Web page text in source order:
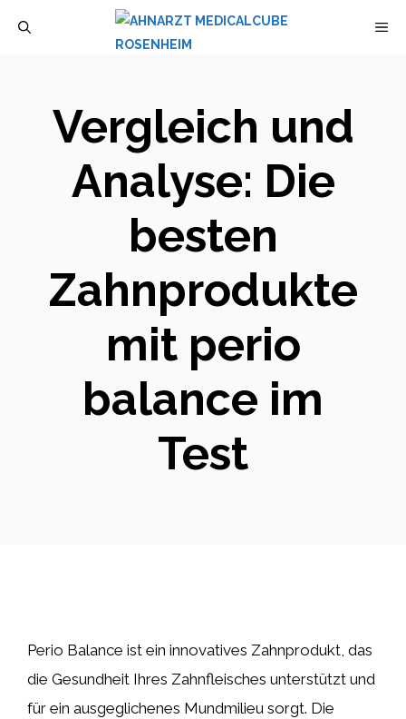
Vergleich und
Analyse: Die
besten
Zahnprodukte
mit perio
balance im
Test
Perio Balance ist ein innovatives Zahnprodukt, das
die Gesundheit Ihres Zahnfleisches unterstützt und
für ein ausgeglichenes Mundmilieu sorgt. Die